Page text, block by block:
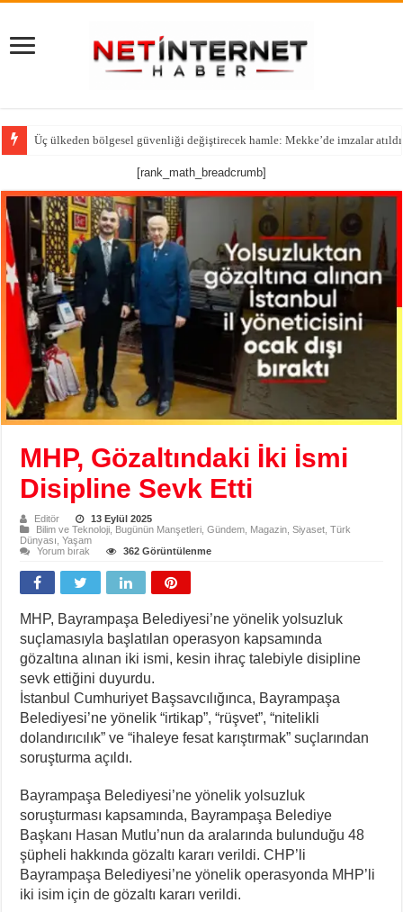
Üç ülkeden bölgesel güvenliği değiştirecek hamle: Mekke’de imzalar atıldı
[rank_math_breadcrumb]
MHP, Gözaltındaki İki İsmi
Disipline Sevk Etti
Editör
13 Eylül 2025
Bilim ve Teknoloji Bugünün Manşetleri ,Gündem Magazin ,Siyaset ,Türk
Dünyası ,Yaşam
Yorum bırak
362 Görüntülenme
MHP, Bayrampaşa Belediyesi’ne yönelik yolsuzluk
suçlamasıyla başlatılan operasyon kapsamında
gözaltına alınan iki ismi, kesin ihraç talebiyle disipline
sevk ettiğini duyurdu.
İstanbul Cumhuriyet Başsavcılığınca, Bayrampaşa
Belediyesi’ne yönelik “irtikap”, “rüşvet”, “nitelikli
dolandırıcılık” ve “ihaleye fesat karıştırmak” suçlarından
soruşturma açıldı.
Bayrampaşa Belediyesi’ne yönelik yolsuzluk
soruşturması kapsamında, Bayrampaşa Belediye
Başkanı Hasan Mutlu’nun da aralarında bulunduğu 48
şüpheli hakkında gözaltı kararı verildi. CHP’li
Bayrampaşa Belediyesi’ne yönelik operasyonda MHP’li
iki isim için de gözaltı kararı verildi.